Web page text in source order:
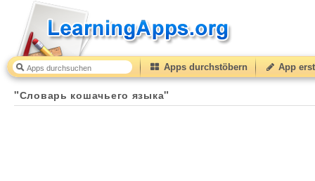
Apps durchstöbern App
"Словарь кошачьего языка"